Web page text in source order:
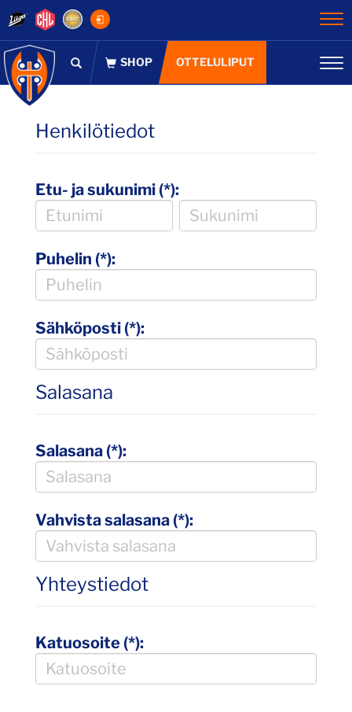
OTTELULIPUT
Henkilötiedot
Etu- ja sukunimi (*):
Puhelin (*):
Sähköposti (*):
Salasana
Salasana (*):
Vahvista salasana (*):
Yhteystiedot
Katuosoite (*):